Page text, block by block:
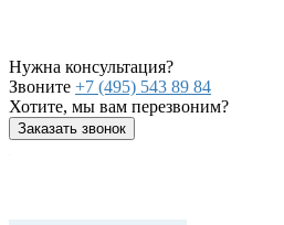
Нужна консультация?
Звоните +7 (495) 543 89 84
Хотите, мы вам перезвоним?
Заказать звонок